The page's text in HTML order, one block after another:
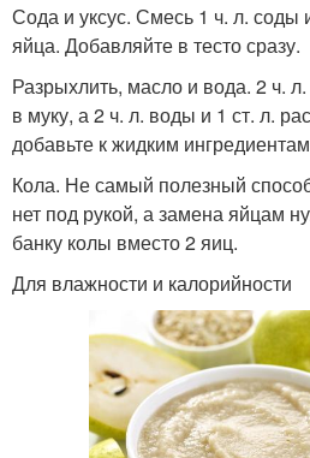
Сода и уксус. Смесь 1 ч. л. соды
яйца. Добавляйте в тесто сразу.
Разрыхлить, масло и вода. 2 ч.
в муку, а 2 ч. л. воды и 1 ст. л.
добавьте к жидким
Кола. Не самый полезный
нет под рукой, а замена яйцам
банку колы вместо 2 яиц.
Для влажности и калорийности